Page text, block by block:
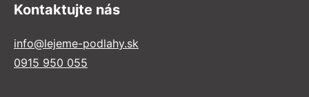
Kontaktujte nás
info@lejeme-podlahy.sk
0915 950 055